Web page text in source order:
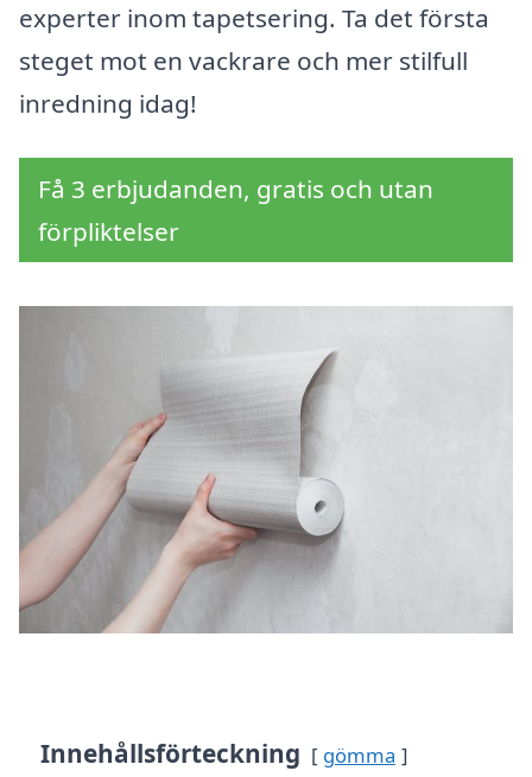
experter inom tapetsering. Ta det första
steget mot en vackrare och mer stilfull
inredning idag!
Få 3 erbjudanden, gratis och utan
förpliktelser
Innehållsförteckning gömma